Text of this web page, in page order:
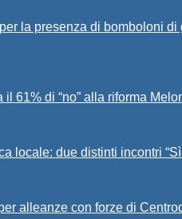
la presenza di bomboloni di
61% di “no” alla riforma
locale: due distinti incontri
alleanze con forze di